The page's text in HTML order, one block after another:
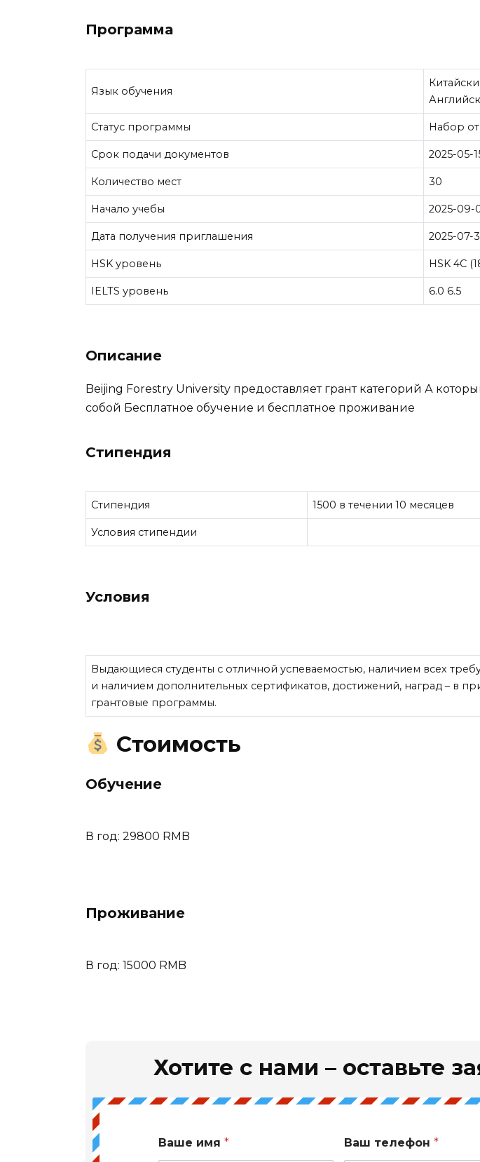
Программа
Язык обучения
Статус программы Набор
Срок подачи документов 2025-05-
Количество мест 30
Начало учебы 2025-09-
Дата получения приглашения 2025-07-
HSK уровень HSK 4С
IELTS уровень 6.0 6.5
Описание
Beijing Forestry University предоставляет грант категорий А
собой Бесплатное обучение и бесплатное проживание
Стипендия
Стипендия 1500 в течении 10 месяцев
Условия стипендии
Условия
Выдающиеся студенты с отличной успеваемостью, наличием всех
и наличием дополнительных сертификатов, достижений, наград – в
грантовые программы.
Стоимость
Обучение
В год: 29800 RMB
Проживание
В год: 15000 RMB
Хотите с нами – оставьте
Ваше имя * Ваш телефон *